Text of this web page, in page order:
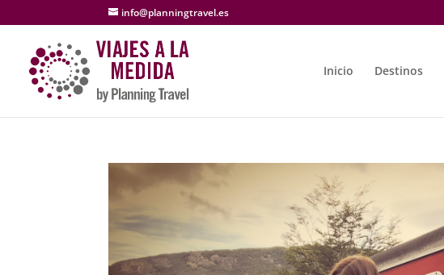
info@planningtravel.es
Inicio Destinos